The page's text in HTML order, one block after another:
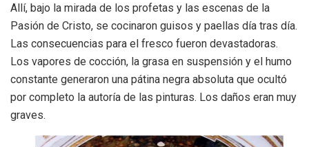
Allí, bajo la mirada de los profetas y las escenas de la
Pasión de Cristo, se cocinaron guisos y paellas día tras día.
Las consecuencias para el fresco fueron devastadoras.
Los vapores de cocción, la grasa en suspensión y el humo
constante generaron una pátina negra absoluta que ocultó
por completo la autoría de las pinturas. Los daños eran muy
graves.